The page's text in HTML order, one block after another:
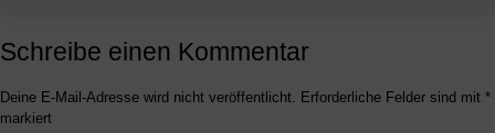
Schreibe einen Kommentar
Deine E-Mail-Adresse wird nicht veröffentlicht. Erforderliche Felder sind mit *
markiert